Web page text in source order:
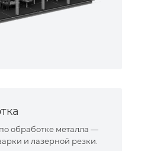
обработке металла —
и лазерной резки.